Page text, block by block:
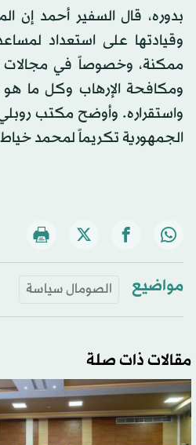
بدوره، قال السفير أحمد إن
وقيادتها على استعداد
ممكنة، وخصوصاً في مجالات
ومكافحة الإرهاب وكل ما
واستقراره. وأوضح مكتب
الجمهورية تكريماً لمحمد
مواضيع الصومال سياسة
مقالات ذات صلة